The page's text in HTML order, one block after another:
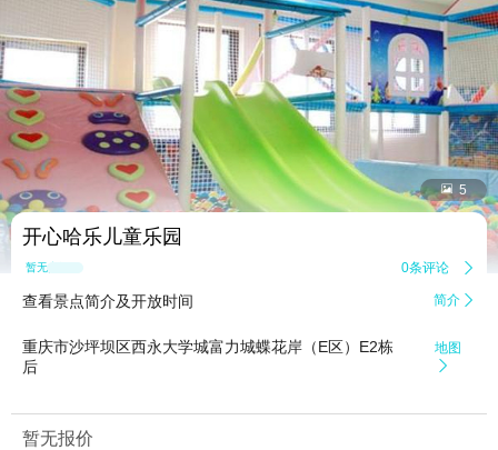
 5
开心哈乐儿童乐园
暂无点评 0条评论 
查看景点简介及开放时间 简介 
重庆市沙坪坝区西永大学城富力城蝶花岸（E区）E2栋
后
地图

暂无报价